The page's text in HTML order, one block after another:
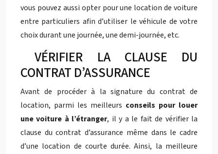
vous pouvez aussi opter pour une location de voiture
entre particuliers afin d’utiliser le véhicule de votre
choix durant une journée, une demi-journée, etc.
VÉRIFIER LA CLAUSE DU
CONTRAT D’ASSURANCE
Avant de procéder à la signature du contrat de
location, parmi les meilleurs conseils pour louer
une voiture à l’étranger, il y a le fait de vérifier la
clause du contrat d’assurance même dans le cadre
d’une location de courte durée. Ainsi, la meilleure